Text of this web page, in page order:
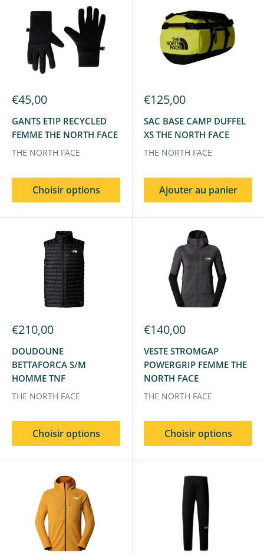
€45,00
GANTS ETIP RECYCLED
FEMME THE NORTH FACE
THE NORTH FACE
Choisir options
€125,00
SAC BASE CAMP DUFFEL
XS THE NORTH FACE
THE NORTH FACE
Ajouter au panier
€210,00
DOUDOUNE
BETTAFORCA S/M
HOMME TNF
THE NORTH FACE
Choisir options
€140,00
VESTE STROMGAP
POWERGRIP FEMME THE
NORTH FACE
THE NORTH FACE
Choisir options